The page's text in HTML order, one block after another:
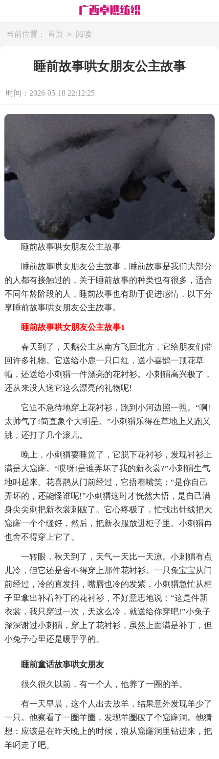
当前位置： 首页 > 阅读
睡前故事哄女朋友公主故事
时间：2026-05-18 22:12:25
睡前故事哄女朋友公主故事
睡前故事哄女朋友公主故事，睡前故事是我们大部分
的人都有接触过的，关于睡前故事的种类也有很多，适合
不同年龄阶段的人，睡前故事也有助于促进感情，以下分
享睡前故事哄女朋友公主故事。
睡前故事哄女朋友公主故事1
春天到了，天鹅公主从南方飞回北方，它给朋友们带
回许多礼物。它送给小鹿一只口红，送小喜鹊一顶花草
帽，还送给小刺猬一件漂亮的花衬衫。小刺猬高兴极了，
还从来没人送它这么漂亮的礼物呢!
它迫不急待地穿上花衬衫，跑到小河边照一照。“啊!
太帅气了!简直象个大明星。”小刺猬乐得在草地上又跑又
跳，还打了几个滚儿。
晚上，小刺猬要睡觉了，它脱下花衬衫，发现衬衫上
满是大窟窿。“哎呀!是谁弄坏了我的新衣裳?”小刺猬生气
地叫起来。花喜鹊从门前经过，它捂着嘴笑：“是你自己
弄坏的，还能怪谁呢!”小刺猬这时才恍然大悟，是自己满
身尖尖刺把新衣裳刺破了。它心疼极了，忙找出针线把大
窟窿一个个缝好，然后，把新衣服放进柜子里。小刺猬再
也舍不得穿上它了。
一转眼，秋天到了，天气一天比一天凉。小刺猬有点
儿冷，但它还是舍不得穿上那件花衬衫。一只兔宝宝从门
前经过，冷的直发抖，嘴唇也冷的发紫，小刺猬急忙从柜
子里拿出补着补丁的花衬衫，不好意思地说：“这是件新
衣裳，我只穿过一次，天这么冷，就送给你穿吧!”小兔子
深深谢过小刺猬，穿上了花衬衫，虽然上面满是补丁，但
小兔子心里还是暖乎乎的。
睡前童话故事哄女朋友
很久很久以前，有一个人，他养了一圈的羊。
有一天早晨，这个人出去放羊，结果意外发现羊少了
一只。他察看了一圈羊圈，发现羊圈破了个窟窿洞。他猜
想：应该是在昨天晚上的时候，狼从窟窿洞里钻进来，把
羊叼走了吧。